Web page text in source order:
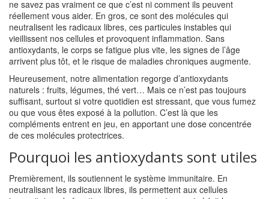
ne savez pas vraiment ce que c’est ni comment ils peuvent
réellement vous aider. En gros, ce sont des molécules qui
neutralisent les radicaux libres, ces particules instables qui
vieillissent nos cellules et provoquent inflammation. Sans
antioxydants, le corps se fatigue plus vite, les signes de l’âge
arrivent plus tôt, et le risque de maladies chroniques augmente.
Heureusement, notre alimentation regorge d’antioxydants
naturels : fruits, légumes, thé vert… Mais ce n’est pas toujours
suffisant, surtout si votre quotidien est stressant, que vous fumez
ou que vous êtes exposé à la pollution. C’est là que les
compléments entrent en jeu, en apportant une dose concentrée
de ces molécules protectrices.
Pourquoi les antioxydants sont utiles
Premièrement, ils soutiennent le système immunitaire. En
neutralisant les radicaux libres, ils permettent aux cellules